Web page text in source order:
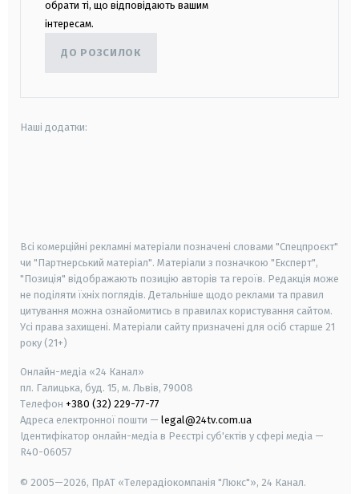
обрати ті, що відповідають вашим
інтересам.
ДО РОЗСИЛОК
Наші додатки:
Всі комерційні рекламні матеріали позначені словами "Спецпроєкт"
чи "Партнерський матеріал". Матеріали з позначкою "Експерт",
"Позиція" відображають позицію авторів та героїв. Редакція може
не поділяти їхніх поглядів. Детальніше щодо реклами та правил
цитування можна ознайомитись в правилах користування сайтом.
Усі права захищені. Матеріали сайту призначені для осіб старше 21
року (21+)
Онлайн-медіа «24 Канал»
пл. Галицька, буд. 15, м. Львів, 79008
Телефон +380 (32) 229-77-77
Адреса електронної пошти — legal@24tv.com.ua
Ідентифікатор онлайн-медіа в Реєстрі суб'єктів у сфері медіа —
R40-06057
© 2005—2026, ПрАТ «Телерадіокомпанія "Люкс"», 24 Канал.